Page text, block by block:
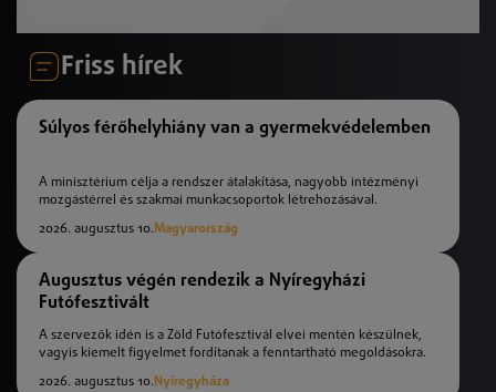
Friss hírek
Súlyos férőhelyhiány van a gyermekvédelemben
A minisztérium célja a rendszer átalakítása, nagyobb intézményi
mozgástérrel és szakmai munkacsoportok létrehozásával.
2026. augusztus 10.Magyarország
Augusztus végén rendezik a Nyíregyházi
Futófesztivált
A szervezők idén is a Zöld Futófesztivál elvei mentén készülnek,
vagyis kiemelt figyelmet fordítanak a fenntartható megoldásokra.
2026. augusztus 10. Nyíregyháza